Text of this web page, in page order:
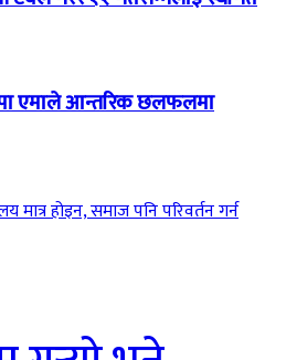
एमाले आन्तरिक छलफलमा